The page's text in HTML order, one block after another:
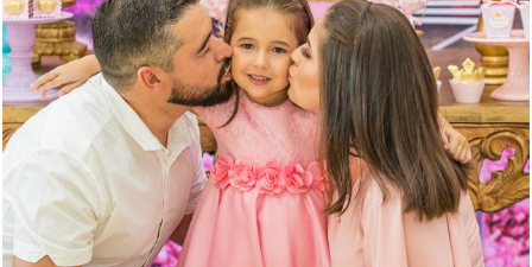
1663 22